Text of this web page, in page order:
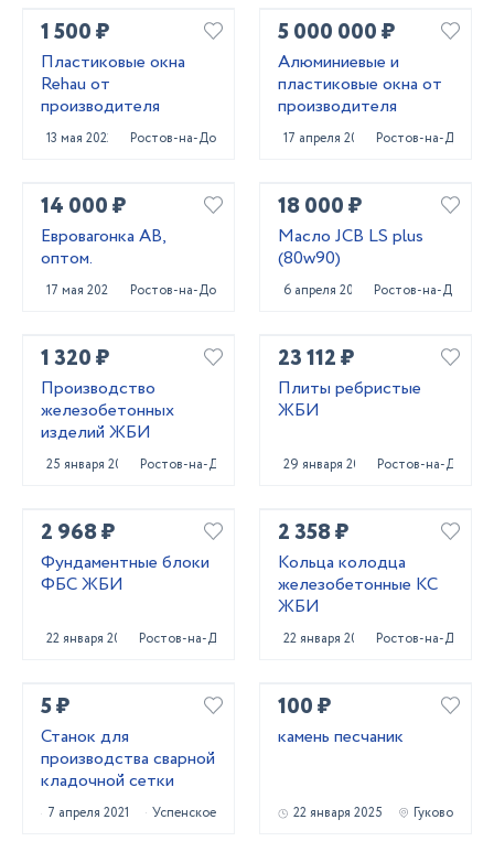
1 500 ₽
Пластиковые окна
Rehau от
производителя
13 мая 2022 Ростов-на-Дону
5 000 000 ₽
Алюминиевые и
пластиковые окна от
производителя
17 апреля 2022 Ростов-на-Дону
14 000 ₽
Евровагонка АВ,
оптом.
17 мая 2023 Ростов-на-Дону
18 000 ₽
Масло JCB LS plus
(80w90)
6 апреля 2023 Ростов-на-Дону
1 320 ₽
Производство
железобетонных
изделий ЖБИ
25 января 2024 Ростов-на-Дону
23 112 ₽
Плиты ребристые
ЖБИ
29 января 2024 Ростов-на-Дону
2 968 ₽
Фундаментные блоки
ФБС ЖБИ
22 января 2025 Ростов-на-Дону
2 358 ₽
Кольца колодца
железобетонные КС
ЖБИ
22 января 2025 Ростов-на-Дону
5 ₽
Станок для
производства сварной
кладочной сетки
7 апреля 2021 Успенское
100 ₽
камень песчаник
22 января 2025 Гуково